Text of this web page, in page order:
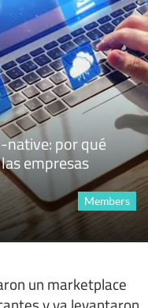
native: por qué
empresas
Members
un marketplace